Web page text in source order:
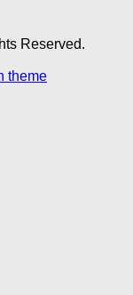
Reserved.
theme